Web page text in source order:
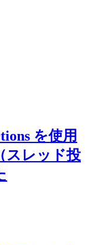
を使用
スレッド投